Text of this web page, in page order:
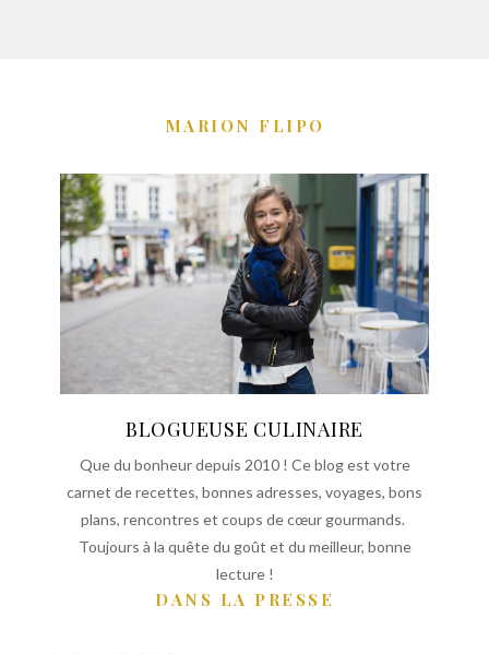
MARION FLIPO
BLOGUEUSE CULINAIRE
Que du bonheur depuis 2010 ! Ce blog est votre
carnet de recettes, bonnes adresses, voyages, bons
plans, rencontres et coups de cœur gourmands.
Toujours à la quête du goût et du meilleur, bonne
lecture !
DANS LA PRESSE